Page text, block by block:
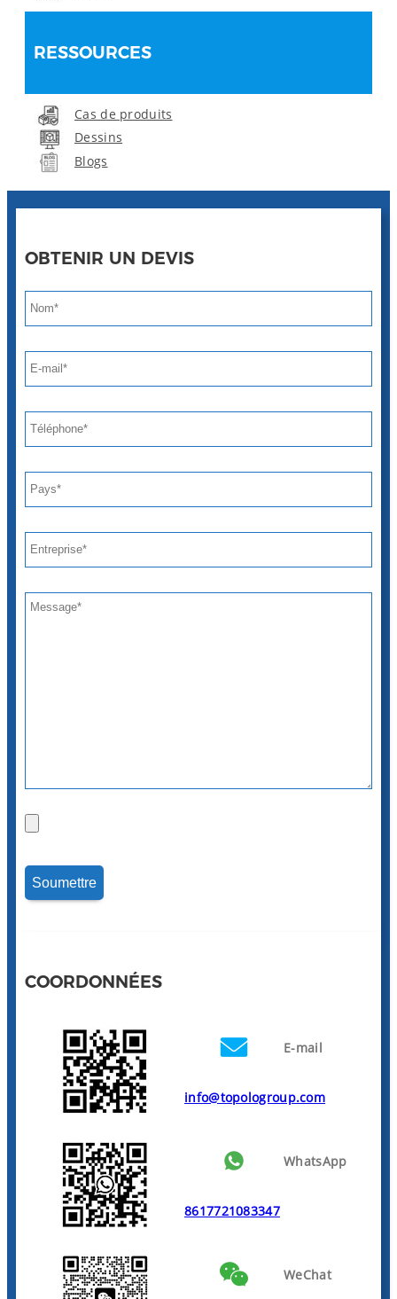
RESSOURCES
Cas de produits
Dessins
Blogs
OBTENIR UN DEVIS
COORDONNÉES
E-mail
info@topologroup.com
WhatsApp
8617721083347
WeChat